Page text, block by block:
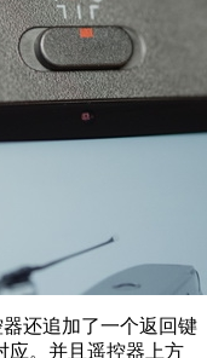
还追加了一个返回键
应。并且遥控器上方